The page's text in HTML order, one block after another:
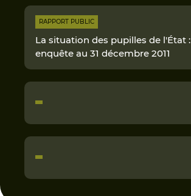
RAPPORT PUBLIC
La situation des pupilles de l'État :
enquête au 31 décembre 2011